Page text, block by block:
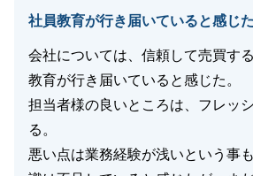
社員教育が行き届いていると感じた
会社については、信頼して売買す
教育が行き届いていると感じた。
担当者様の良いところは、フレッ
る。
悪い点は業務経験が浅いという事